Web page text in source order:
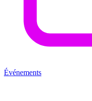
Événements